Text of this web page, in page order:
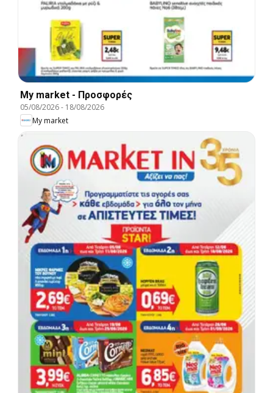
My market - Προσφορές
05/08/2026- 18/08/2026
My market